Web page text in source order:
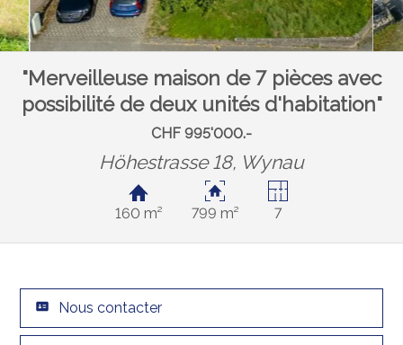
"Merveilleuse maison de 7 pièces avec
possibilité de deux unités d'habitation"
CHF 995'000.-
Höhestrasse 18, Wynau
160 m² 799 m² 7
Nous contacter